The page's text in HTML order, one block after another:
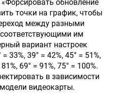
обновление
точки на график, чтобы
между разными
им
вариант настроек
33%, 39° = 42%, 45° = 51%,
69° = 91%, 75° = 100%.
в зависимости
видеокарты.